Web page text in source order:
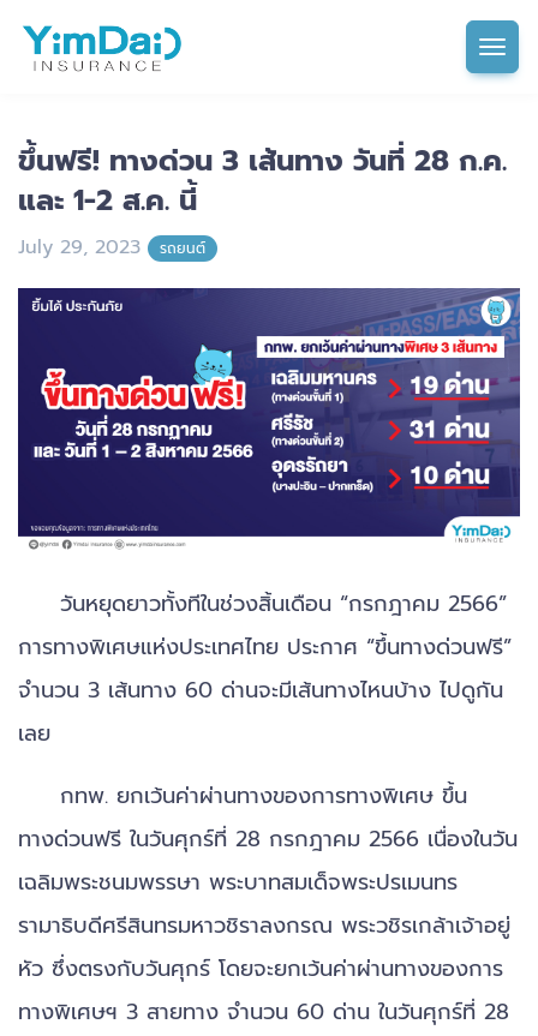
ขึ้นฟรี! ทางด่วน 3 เส้นทาง วันที่ 28 ก.ค.
และ 1-2 ส.ค. นี้
July 29, 2023 รถยนต์
วันหยุดยาวทั้งทีในช่วงสิ้นเดือน “กรกฎาคม 2566”
การทางพิเศษแห่งประเทศไทย ประกาศ “ขึ้นทางด่วนฟรี”
จำนวน 3 เส้นทาง 60 ด่านจะมีเส้นทางไหนบ้าง ไปดูกัน
เลย
กทพ. ยกเว้นค่าผ่านทางของการทางพิเศษ ขึ้น
ทางด่วนฟรี ในวันศุกร์ที่ 28 กรกฎาคม 2566 เนื่องในวัน
เฉลิมพระชนมพรรษา พระบาทสมเด็จพระปรเมนทร
รามาธิบดีศรีสินทรมหาวชิราลงกรณ พระวชิรเกล้าเจ้าอยู่
หัว ซึ่งตรงกับวันศุกร์ โดยจะยกเว้นค่าผ่านทางของการ
ทางพิเศษฯ 3 สายทาง จำนวน 60 ด่าน ในวันศุกร์ที่ 28